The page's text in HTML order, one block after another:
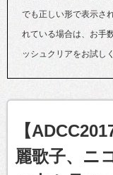
でも正しい形で表示さ
れている場合は、お手
ッシュクリアをお試し
【
麗歌子、ニ